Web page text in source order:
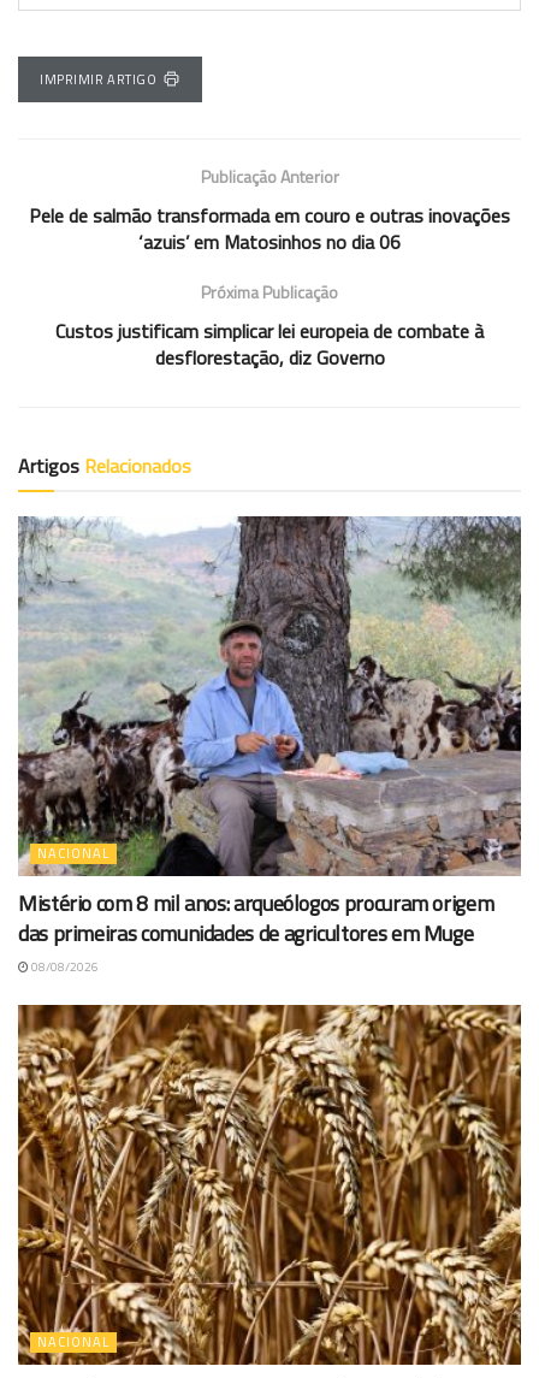
IMPRIMIR ARTIGO
Publicação Anterior
Pele de salmão transformada em couro e outras inovações
‘azuis’ em Matosinhos no dia 06
Próxima Publicação
Custos justificam simplicar lei europeia de combate à
desflorestação, diz Governo
Artigos Relacionados
NACIONAL
Mistério com 8 mil anos: arqueólogos procuram origem
das primeiras comunidades de agricultores em Muge
08/08/2026
NACIONAL